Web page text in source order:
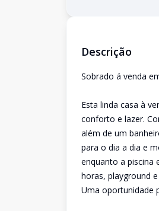
Descrição
Sobrado á venda
Esta linda casa à
conforto e lazer.
além de um
para o dia a dia e
enquanto a piscina
horas, playground
Uma oportunidade